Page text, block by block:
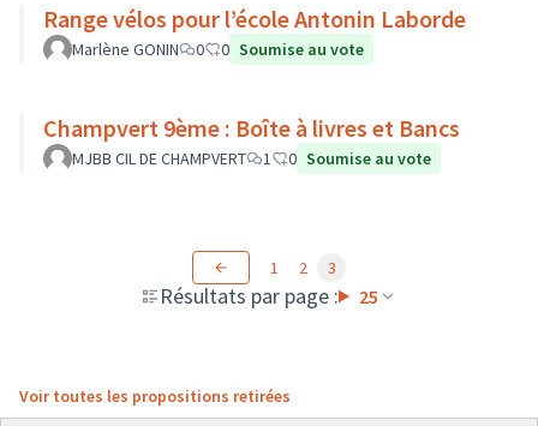
Range vélos pour l’école Antonin Laborde
Marlène GONIN 0 0 Soumise au vote
Champvert 9ème : Boîte à livres et Bancs
MJBB CIL DE CHAMPVERT 1 0 Soumise au vote
Résultats par page : 25
1 2 3
Voir toutes les propositions retirées